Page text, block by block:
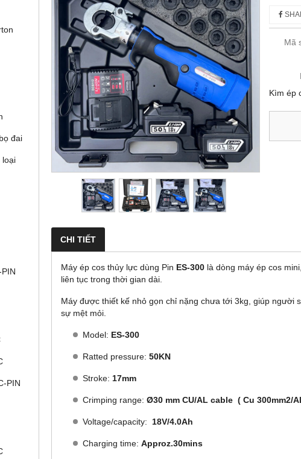
đai
loại
PIN
Mã
Kìm ép
CHI TIẾT
Máy ép cos thủy lực dùng Pin ES-300 là dòng máy ép cos
liên tục trong thời gian dài.
Máy được thiết kế nhỏ gọn chỉ nặng chưa tới 3kg, giúp người
sự mệt mỏi.
Model: ES-300
Ratted pressure: 50KN
Stroke: 17mm
Crimping range: Ø30 mm CU/AL cable ( Cu 300mm2/
Voltage/capacity: 18V/4.0Ah
Charging time: Approz.30mins